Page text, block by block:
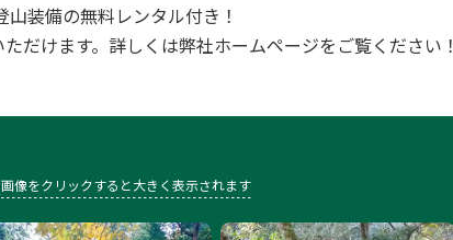
装備の無料レンタル付き！
だけます。詳しくは弊社ホームページをご覧ください！
画像をクリックすると大きく表示されます